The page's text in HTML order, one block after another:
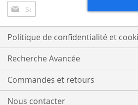
Inscription
à
notre
lettre
d’information
:
Politique de confidentialité et
Recherche Avancée
Commandes et retours
Nous contacter